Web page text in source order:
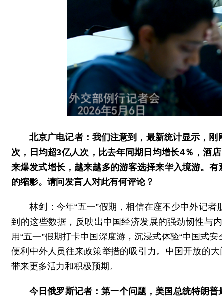
北京广电记者：我们注意到，最新统计显示，
次，日均超3亿人次，比去年同期日均增长4％，酒
来爆发式增长，越来越多的游客选择来华入境游。
的缩影。请问发言人对此有何评论？
林剑：今年“五一”假期，相信在座不少中外记
到的这些数据，反映出中国经济发展的强劲韧性与
用“五一”假期打卡中国深度游，沉浸式体验“中国式
便利中外人员往来政策举措的吸引力。中国开放的
带来更多活力和积极预期。
今日俄罗斯记者：第一个问题，美国总统特朗